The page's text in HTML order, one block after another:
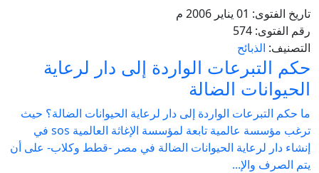
تاريخ الفتوى:
رقم الفتوى:
التصنيف: الذبائح
حكم التبرعات الواردة إلى دار لرعاية
الحيوانات الضالة
ما حكم التبرعات الواردة إلى دار لرعاية الحيوانات الضالة؟ حيث
ترغب مؤسسة عالمية تابعة لمؤسسة الإغاثة العالمية sos في
إنشاء دار لرعاية الحيوانات الضالة في مصر -قطط وكلاب- على أن
يتم الصرف والإ...